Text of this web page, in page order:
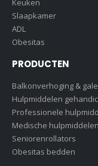
Keuken
Slaapkamer
ADL
Obesitas
PRODUCTEN
Balkonverhoging &
Hulpmiddelen
Professionele
Medische hulpmiddelen
Seniorenrollators
Obesitas bedden